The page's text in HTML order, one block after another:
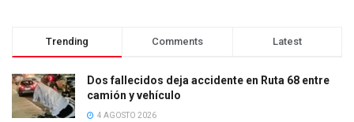
Trending Comments Latest
Dos fallecidos deja accidente en Ruta 68 entre
camión y vehículo
4 AGOSTO 2026